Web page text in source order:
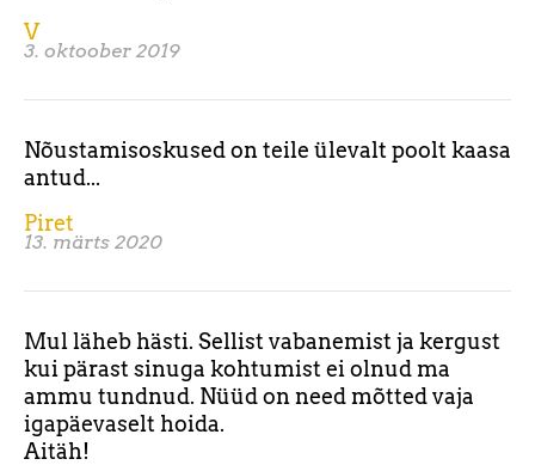
V
3. oktoober 2019
Nõustamisoskused on teile ülevalt poolt kaasa
antud...
Piret
13. märts 2020
Mul läheb hästi. Sellist vabanemist ja kergust
kui pärast sinuga kohtumist ei olnud ma
ammu tundnud. Nüüd on need mõtted vaja
igapäevaselt hoida.
Aitäh!